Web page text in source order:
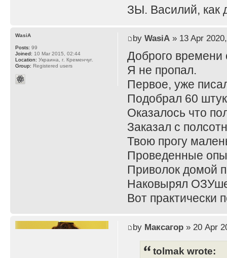
ЗЫ. Василий, как
by WasiA» 13 Apr
Доброго времени
Я не пропал.
Первое, уже
Подобрал 60
Оказалось что
Заказал с
Твою прогу
Проведенные
Приволок домой
Наковырял
Вот практически
WasiA
Posts: 99
Joined: 10 Mar 2015, 02:44
Location: Украина, г. Кременчуг.
Group: Registered users
by Максагор» 20 Apr
tolmak wrote: